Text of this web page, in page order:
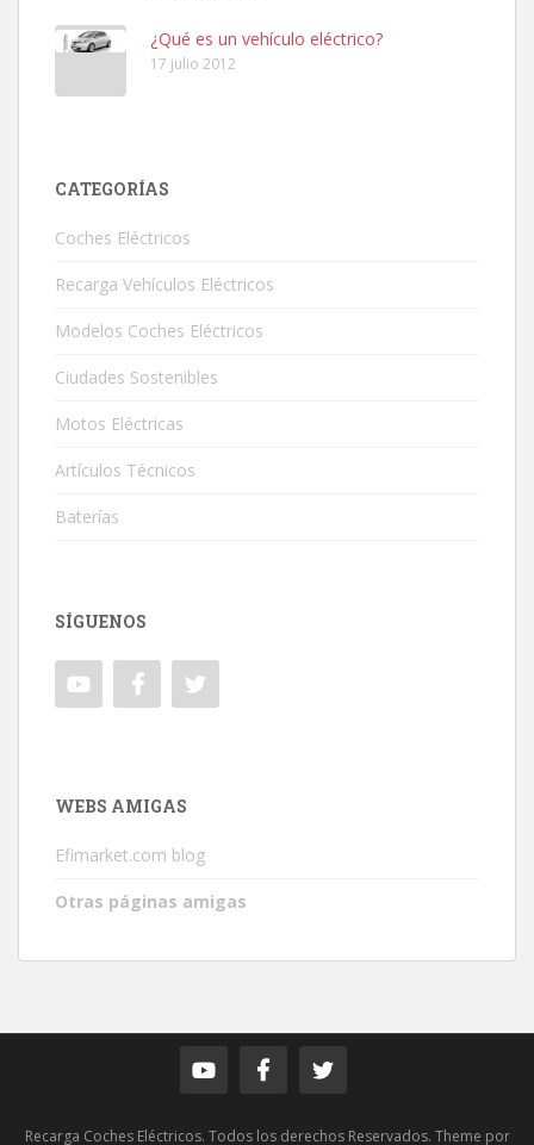
¿Qué es un vehículo eléctrico?
17 julio 2012
CATEGORÍAS
Coches Eléctricos
Recarga Vehículos Eléctricos
Modelos Coches Eléctricos
Ciudades Sostenibles
Motos Eléctricas
Artículos Técnicos
Baterías
SÍGUENOS
WEBS AMIGAS
Efimarket.com blog
Otras páginas amigas
Recarga Coches Eléctricos. Todos los derechos Reservados. Theme por